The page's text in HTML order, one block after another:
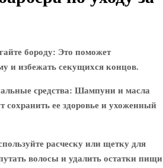
бороду: Это поможет
и избежать секущихся концов.
средства: Шампуни и масла
сохранить ее здоровье и ухоженный
расческу или щетку для
волосы и удалить остатки пищи